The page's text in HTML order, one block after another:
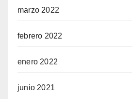
marzo 2022
febrero 2022
enero 2022
junio 2021